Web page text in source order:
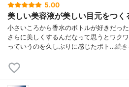
5.00
美しい美容液が美しい目元をつく
小さいころから香水のボトルが好きだっ
さらに美しくするんだなって思うとワク
っていうのを久しぶりに感じたボト…続